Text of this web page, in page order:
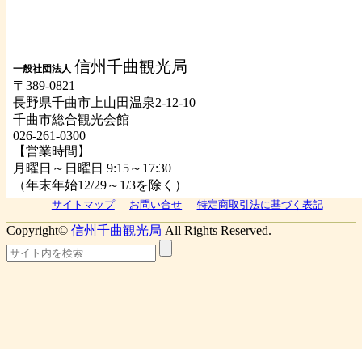
一般社団法人 信州千曲観光局
〒389-0821
長野県千曲市上山田温泉2-12-10
千曲市総合観光会館
026-261-0300
【営業時間】
月曜日～日曜日 9:15～17:30
（年末年始12/29～1/3を除く）
サイトマップ お問い合せ 特定商取引法に基づく表記
Copyright© 信州千曲観光局 All Rights Reserved.